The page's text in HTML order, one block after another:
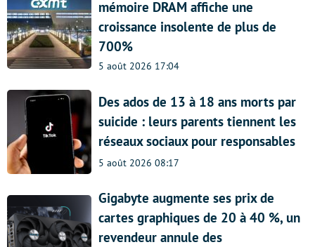
mémoire DRAM affiche une
croissance insolente de plus de
700%
5 août 2026 17:04
Des ados de 13 à 18 ans morts par
suicide : leurs parents tiennent les
réseaux sociaux pour responsables
5 août 2026 08:17
Gigabyte augmente ses prix de
cartes graphiques de 20 à 40 %, un
revendeur annule des